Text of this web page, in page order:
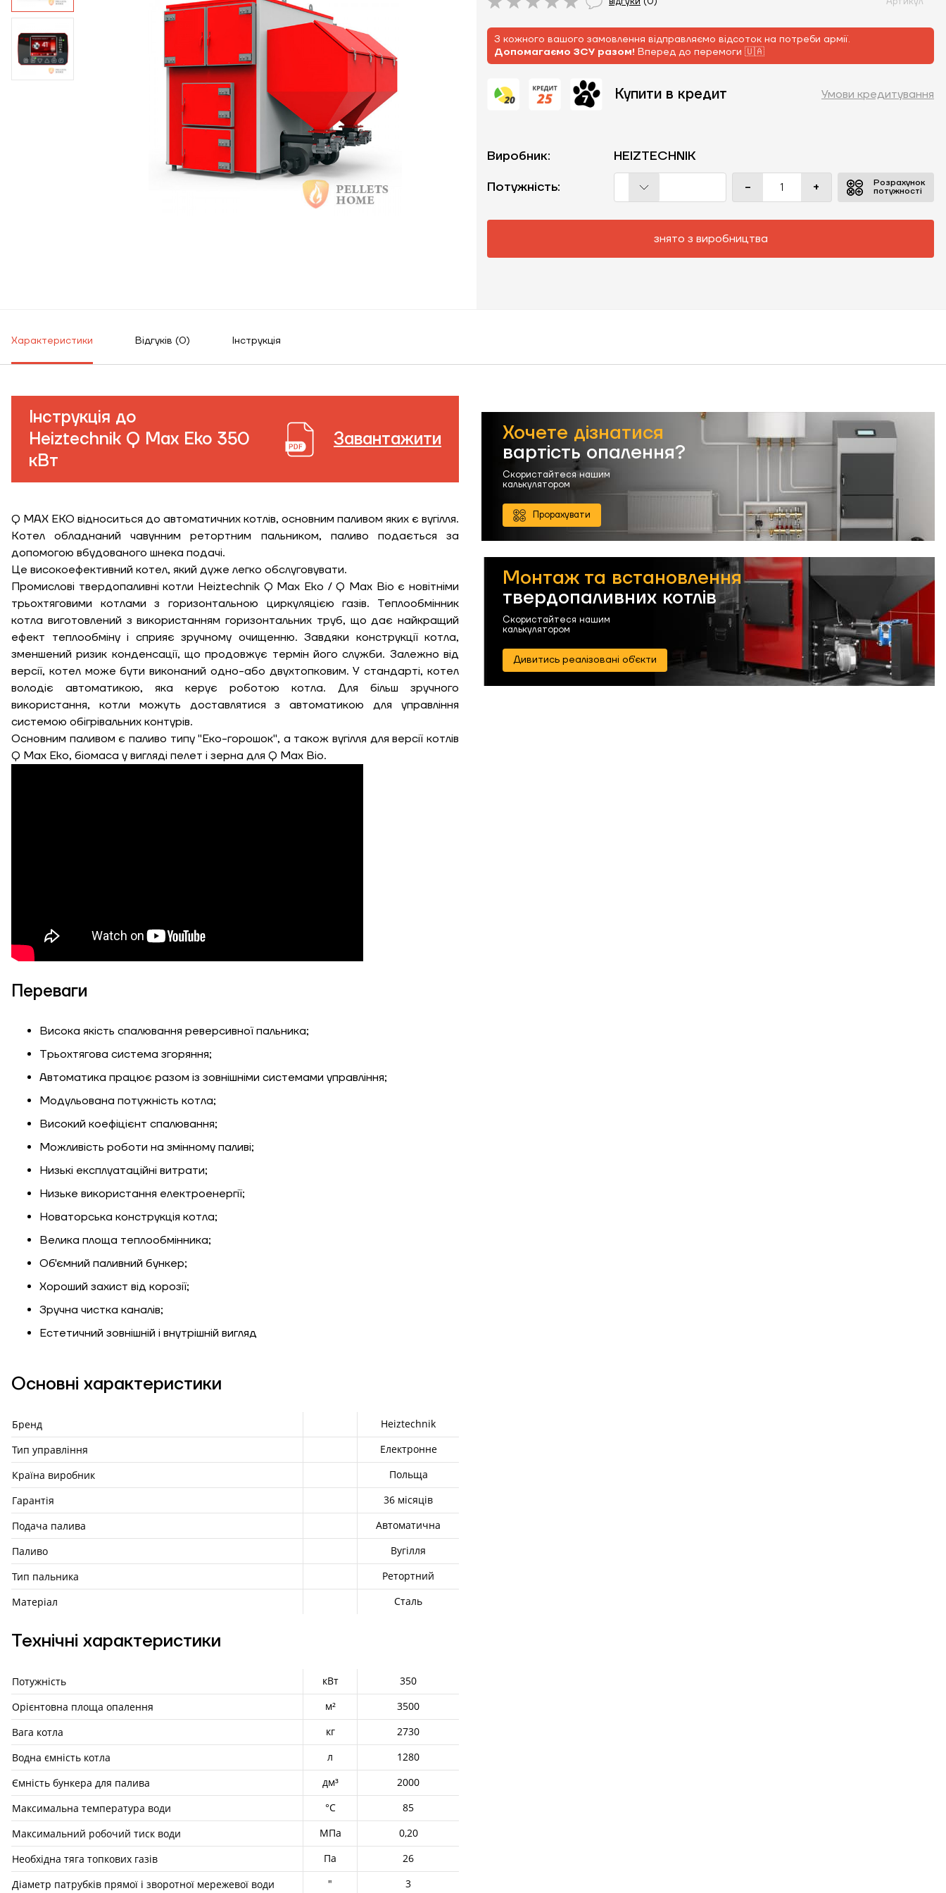
З кожного вашого замовлення відправляємо відсоток на потреби армії.
Допомагаємо ЗСУ разом! Вперед до перемоги 🇺🇦
Купити в кредит Умови кредитування
Виробник:
HEIZTECHNIK
Потужність:
- +
Розрахунок
потужності
знято з виробництва
Характеристики Відгуків (0) Інструкція
Інструкція до
Heiztechnik Q Max Eko 350
кВт
Завантажити
Q MAX EKO відноситься до автоматичних котлів, основним паливом яких є вугілля.
Котел обладнаний чавунним ретортним пальником, паливо подається за
допомогою вбудованого шнека подачі.
Це високоефективний котел, який дуже легко обслуговувати.
Промислові твердопаливні котли Heiztechnik Q Max Eko / Q Max Bio є новітніми
трьохтяговими котлами з горизонтальною циркуляцією газів. Теплообмінник
котла виготовлений з використанням горизонтальних труб, що дає найкращий
ефект теплообміну і сприяє зручному очищенню. Завдяки конструкції котла,
зменшений ризик конденсації, що продовжує термін його служби. Залежно від
версії, котел може бути виконаний одно-або двухтопковим. У стандарті, котел
володіє автоматикою, яка керує роботою котла. Для більш зручного
використання, котли можуть доставлятися з автоматикою для управління
системою обігрівальних контурів.
Основним паливом є паливо типу "Еко-горошок", а також вугілля для версії котлів
Q Max Eko, біомаса у вигляді пелет і зерна для Q Max Bio.
Переваги
Висока якість спалювання реверсивної пальника;
Трьохтягова система згоряння;
Автоматика працює разом із зовнішніми системами управління;
Модульована потужність котла;
Високий коефіцієнт спалювання;
Можливість роботи на змінному паливі;
Низькі експлуатаційні витрати;
Низьке використання електроенергії;
Новаторська конструкція котла;
Велика площа теплообмінника;
Об'ємний паливний бункер;
Хороший захист від корозії;
Зручна чистка каналів;
Естетичний зовнішній і внутрішній вигляд
Основні характеристики
Бренд
Heiztechnik
Тип управління
Електронне
Країна виробник
Польща
Гарантія
36 місяців
Подача палива
Автоматична
Паливо
Вугілля
Тип пальника
Ретортний
Матеріал
Сталь
Технічні характеристики
Потужність кВт
350
Орієнтовна площа опалення
м²
3500
Вага котла
кг
2730
Водна ємність котла
л
1280
Ємність бункера для палива
дм³
2000
Максимальна температура води
°С
85
Максимальний робочий тиск води
МПа
0,20
Необхідна тяга топкових газів
Па
26
Діаметр патрубків прямої і зворотної мережевої води
" 3
Хочете дізнатися
вартість опалення?
Скористайтеся нашим
калькулятором
Прорахувати
Монтаж та встановлення
твердопаливних котлів
Скористайтеся нашим
калькулятором
Дивитись реалізовані об'єкти
Висота, м
Ширина, м
Довжина, м
Ступінь утеплення,
Вт/м кв
потужність, кВт